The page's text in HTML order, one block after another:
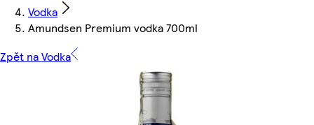
Vodka
Amundsen Premium vodka 700ml
Zpět na Vodka